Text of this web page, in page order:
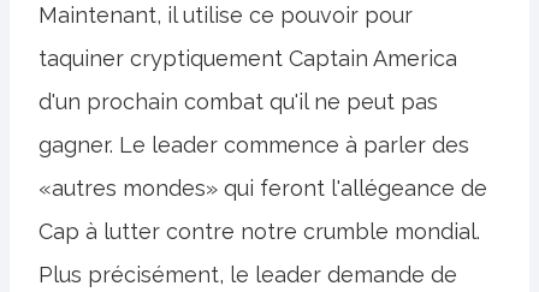
Maintenant, il utilise ce pouvoir pour
taquiner cryptiquement Captain America
d'un prochain combat qu'il ne peut pas
gagner. Le leader commence à parler des
«autres mondes» qui feront l'allégeance de
Cap à lutter contre notre crumble mondial.
Plus précisément, le leader demande de